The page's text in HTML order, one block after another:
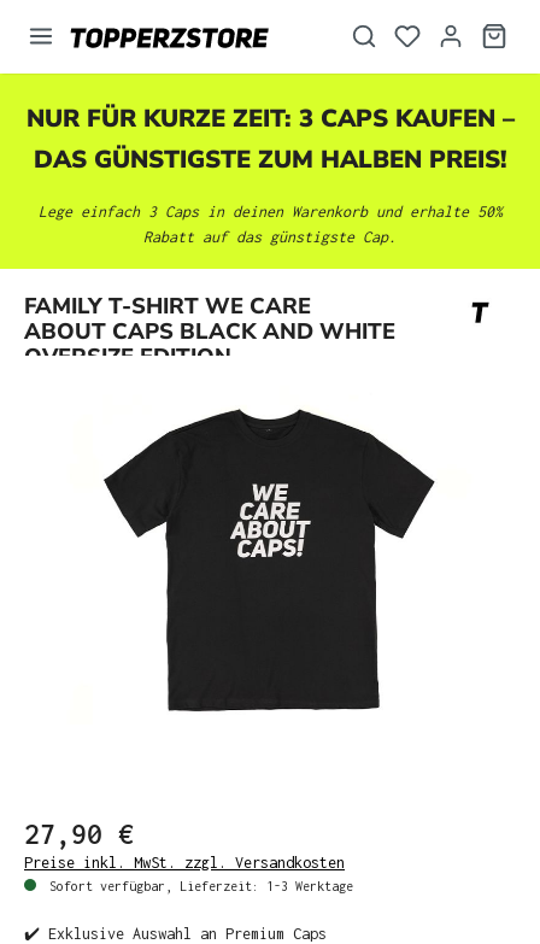
springen
NUR FÜR KURZE ZEIT: 3 CAPS KAUFEN –
DAS GÜNSTIGSTE ZUM HALBEN PREIS!
Lege einfach 3 Caps in deinen Warenkorb und erhalte 50%
Rabatt auf das günstigste Cap.
FAMILY T-SHIRT WE CARE
ABOUT CAPS BLACK AND WHITE
OVERSIZE EDITION
Bildergalerie überspringen
27,90 €
Preise inkl. MwSt. zzgl. Versandkosten
Sofort verfügbar, Lieferzeit: 1-3 Werktage
✔️ Exklusive Auswahl an Premium Caps